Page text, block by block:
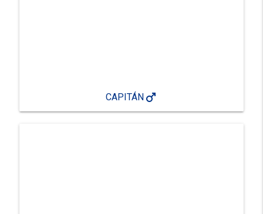
CAPITÁNmale